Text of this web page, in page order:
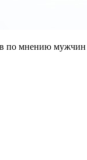
мнению мужчин